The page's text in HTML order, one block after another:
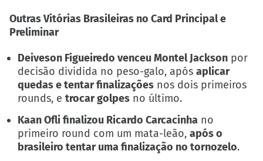
Outras Vitórias Brasileiras no Card Principal e
Preliminar
Deiveson Figueiredo venceu Montel Jackson por
decisão dividida no peso-galo, apósaplicar
quedas e tentar finalizações nos dois primeiros
rounds, etrocar golpes no último.
Kaan Ofli finalizou Ricardo Carcacinha no
primeiro round com um mata-leão,após o
brasileiro tentar uma finalização no tornozelo.